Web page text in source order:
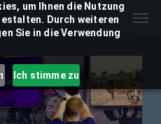
um Ihnen die Nutzung
Durch weiteren
Sie in die Verwendung
Ich stimme zu